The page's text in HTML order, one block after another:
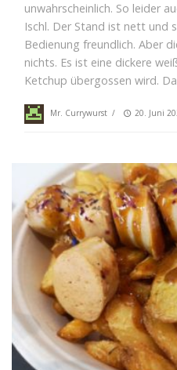
unwahrscheinlich. So leider
Ischl. Der Stand ist nett und
Bedienung freundlich. Aber
nichts. Es ist eine dickere
Ketchup übergossen wird.
Mr. Currywurst / 20. Juni